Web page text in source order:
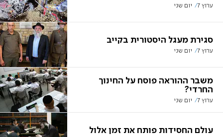
ערוץ 7 יום שני
סגירת מעגל היסטורית בקייב
ערוץ 7 יום שני
משבר ההוראה פוסח על החינוך
החרדי?
ערוץ 7 יום שני
עולם החסידות פותח את זמן אלול